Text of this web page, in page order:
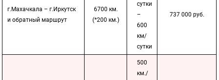
г.Махачкала – г.Иркутск
и обратный маршрут
6700 км.
(*200 км.)
сутки
–
600
км/
сутки
737 000 руб.
500
км./